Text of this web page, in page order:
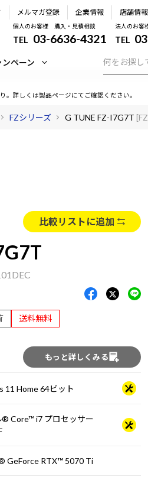
メルマガ登録 企業情報 店舗情報
個人のお客様 購入・見積相談
TEL 03-6636-4321
法人のお客
TEL
ペーン
。詳しくは製品ページにてご確認ください。
FZシリーズ G TUNE FZ-I7G7T
比較リストに追加
送料無料
もっと詳しくみる
11 Home 64ビット
® Core™ i7 プロセッサー
GeForce RTX™ 5070 Ti